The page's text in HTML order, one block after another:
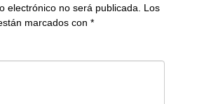
electrónico no será publicada.
Los
marcados con *